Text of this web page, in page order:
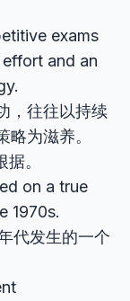
exams
and an
，往往以持续
为滋养。
。
on a true
1970s.
代发生的一个